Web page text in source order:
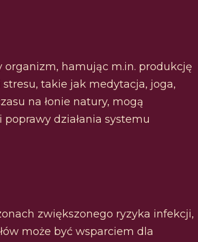
organizm, hamując m.in. produkcję
takie jak medytacja, joga,
na łonie natury, mogą
działania systemu
zwiększonego ryzyka infekcji,
może być wsparciem dla